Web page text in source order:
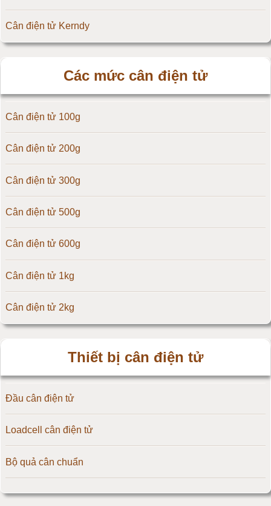
Cân điện tử Kerndy
Cân điện tử OCS
Cân điện tử Digi
Cân điện tử TNP Scacle
Cân điện tử CAS Hàn Quốc
Cân điện tử Yaohua
Cân điện tử Amcells
Đầu cân điện tử Flintec
Các mức cân điện tử
Cân điện tử 100g
Cân điện tử 200g
Cân điện tử 300g
Cân điện tử 500g
Cân điện tử 600g
Cân điện tử 1kg
Cân điện tử 2kg
Cân điện tử 10kg
Cân điện tử 15kg
Cân điện tử 20kg
Cân điện tử 25kg
Thiết bị cân điện tử
Đầu cân điện tử
Loadcell cân điện tử
Bộ quả cân chuẩn